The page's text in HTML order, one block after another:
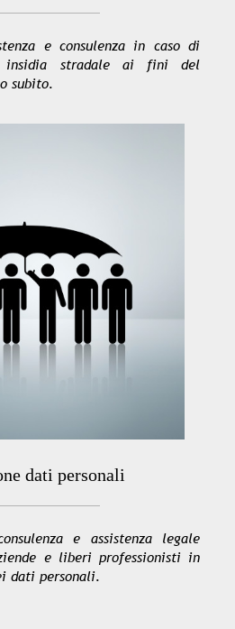
e consulenza in caso di
insidia stradale ai fini del
subito.
dati personali
e assistenza legale
e liberi professionisti in
dati personali.